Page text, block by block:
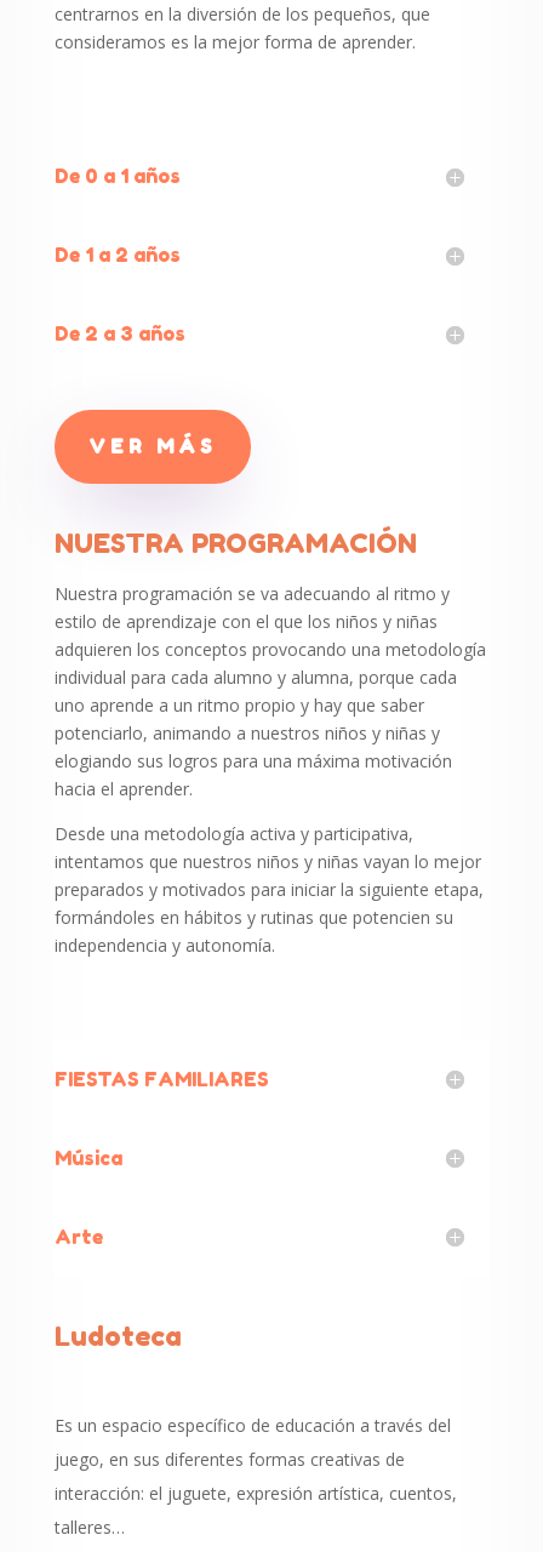
centrarnos en la diversión de los pequeños, que
consideramos es la mejor forma de aprender.
De 0 a 1 años
De 1 a 2 años
De 2 a 3 años
VER MÁS
NUESTRA PROGRAMACIÓN
Nuestra programación se va adecuando al ritmo y
estilo de aprendizaje con el que los niños y niñas
adquieren los conceptos provocando una metodología
individual para cada alumno y alumna, porque cada
uno aprende a un ritmo propio y hay que saber
potenciarlo, animando a nuestros niños y niñas y
elogiando sus logros para una máxima motivación
hacia el aprender.
Desde una metodología activa y participativa,
intentamos que nuestros niños y niñas vayan lo mejor
preparados y motivados para iniciar la siguiente etapa,
formándoles en hábitos y rutinas que potencien su
independencia y autonomía.
FIESTAS FAMILIARES
Música
Arte
Ludoteca
Es un espacio específico de educación a través del
juego, en sus diferentes formas creativas de
interacción: el juguete, expresión artística, cuentos,
talleres…